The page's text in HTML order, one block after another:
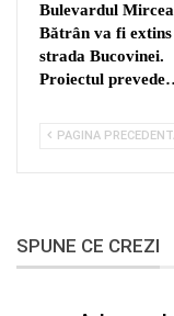
Bulevardul
Bătrân va fi extins
strada Bucovinei.
Proiectul
PAGINA
SPUNE CE CREZI